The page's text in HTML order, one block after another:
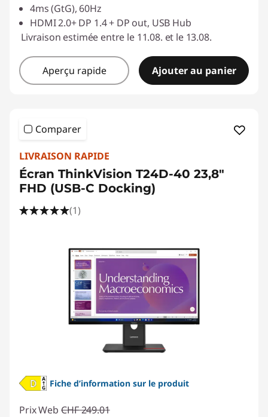
4ms (GtG), 60Hz
HDMI 2.0+ DP 1.4 + DP out, USB Hub
Livraison estimée entre le 11.08. et le 13.08.
Aperçu rapide Ajouter au panier
Comparer
LIVRAISON RAPIDE
Écran ThinkVision T24D-40 23,8"
FHD (USB-C Docking)
(1)
Fiche d’information sur le produit
Prix Web CHF 249.01